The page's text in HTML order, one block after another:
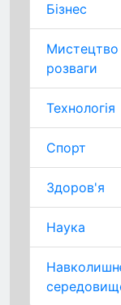
Бізнес
Мистецтво
розваги
Технологія
Спорт
Здоров'я
Наука